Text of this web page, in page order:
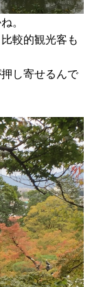
。
較的観光客も
し寄せるんで